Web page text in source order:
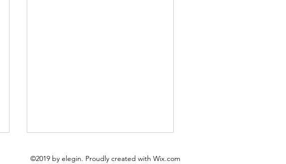
на початку серпня
©2019 by elegin. Proudly created with Wix.com